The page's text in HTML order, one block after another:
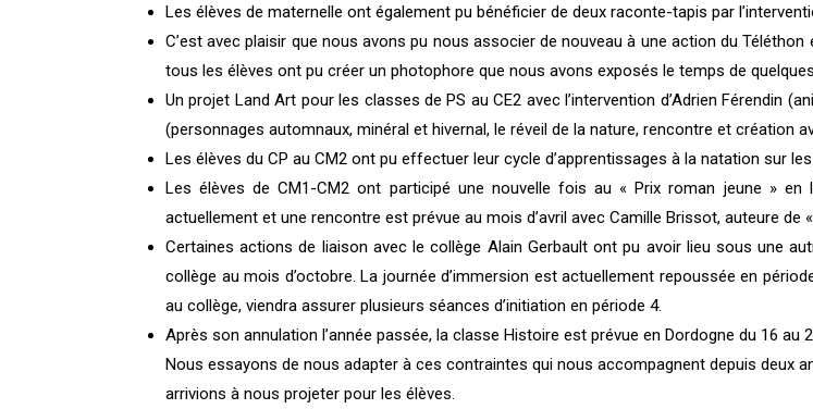
Les élèves de maternelle ont également pu bénéficier de deux raconte-tapis par
C’est avec plaisir que nous avons pu nous associer de nouveau à une action du Téléthon
tous les élèves ont pu créer un photophore que nous avons exposés le temps de
Un projet Land Art pour les classes de PS au CE2 avec l’intervention d’Adrien Férendin
(personnages automnaux, minéral et hivernal, le réveil de la nature, rencontre et création
Les élèves du CP au CM2 ont pu effectuer leur cycle d’apprentissages à la natation sur
Les élèves de CM1-CM2 ont participé une nouvelle fois au « Prix roman jeune »
actuellement et une rencontre est prévue au mois d’avril avec Camille Brissot, auteure de
Certaines actions de liaison avec le collège Alain Gerbault ont pu avoir lieu sous une
collège au mois d’octobre. La journée d’immersion est actuellement repoussée en
au collège, viendra assurer plusieurs séances d’initiation en période 4.
Après son annulation l’année passée, la classe Histoire est prévue en Dordogne du 16 au
Nous essayons de nous adapter à ces contraintes qui nous accompagnent depuis deux
arrivions à nous projeter pour les élèves.